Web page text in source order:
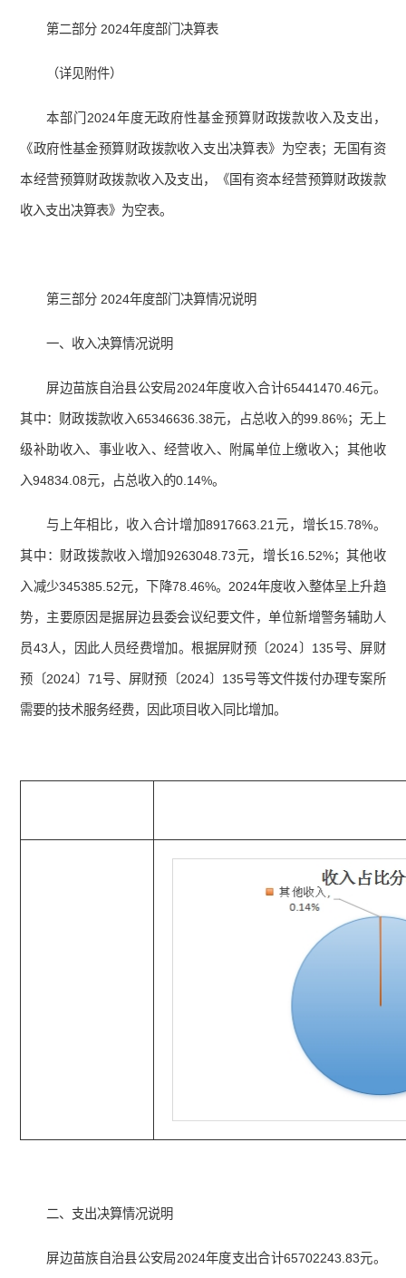
第二部分 2024年度部门决算表
（详见附件）
本部门2024年度无政府性基金预算财政拨款收入及支出，
《政府性基金预算财政拨款收入支出决算表》为空表；无国有资
本经营预算财政拨款收入及支出，《国有资本经营预算财政拨款
收入支出决算表》为空表。
第三部分 2024年度部门决算情况说明
一、收入决算情况说明
屏边苗族自治县公安局2024年度收入合计65441470.46元。
其中：财政拨款收入65346636.38元，占总收入的99.86%；无上
级补助收入、事业收入、经营收入、附属单位上缴收入；其他收
入94834.08元，占总收入的0.14%。
与上年相比，收入合计增加8917663.21元，增长15.78%。
其中：财政拨款收入增加9263048.73元，增长16.52%；其他收
入减少345385.52元，下降78.46%。2024年度收入整体呈上升趋
势，主要原因是据屏边县委会议纪要文件，单位新增警务辅助人
员43人，因此人员经费增加。根据屏财预〔2024〕135号、屏财
预〔2024〕71号、屏财预〔2024〕135号等文件拨付办理专案所
需要的技术服务经费，因此项目收入同比增加。
二、支出决算情况说明
屏边苗族自治县公安局2024年度支出合计65702243.83元。